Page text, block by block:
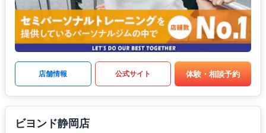
店舗情報 公式サイト 体験・相談予約
ビヨンド静岡店